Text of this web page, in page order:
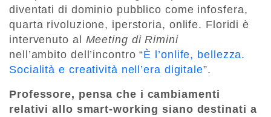
diventati di dominio pubblico come infosfera,
quarta rivoluzione, iperstoria, onlife. Floridi è
intervenuto al Meeting di Rimini
nell’ambito dell’incontro “È l’onlife, bellezza.
Socialità e creatività nell’era digitale”.
Professore, pensa che i cambiamenti
relativi allo smart-working siano destinati a